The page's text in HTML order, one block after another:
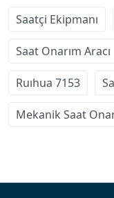
Saatçi Ekipmanı
Saat Onarım Aracı
Ruıhua 7153
Mekanik Saat